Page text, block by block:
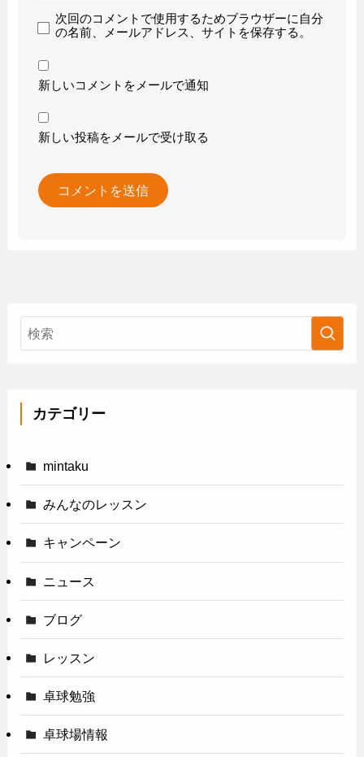
次回のコメントで使用するためブラウザーに自分
の名前、メールアドレス、サイトを保存する。
新しいコメントをメールで通知
新しい投稿をメールで受け取る
カテゴリー
mintaku
みんなのレッスン
キャンペーン
ニュース
ブログ
レッスン
卓球勉強
卓球場情報